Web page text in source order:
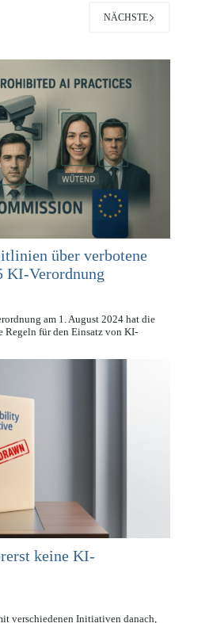
über verbotene
Verordnung
am 1. August 2024 hat die
für den Einsatz von KI-
keine KI-